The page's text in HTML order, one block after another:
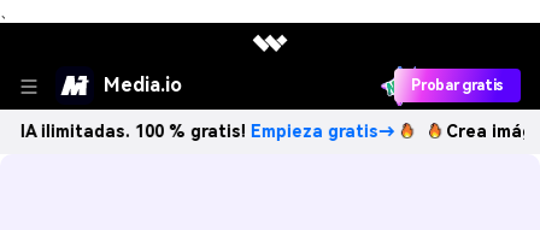
、
Media.io Probar gratis
100 % gratis!Empieza gratis→ Crea imágenes IA